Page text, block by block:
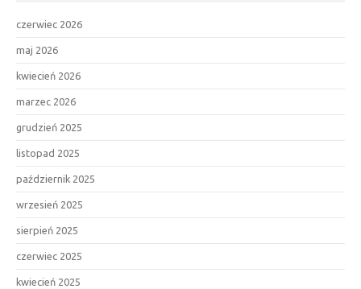
czerwiec 2026
maj 2026
kwiecień 2026
marzec 2026
grudzień 2025
listopad 2025
październik 2025
wrzesień 2025
sierpień 2025
czerwiec 2025
kwiecień 2025